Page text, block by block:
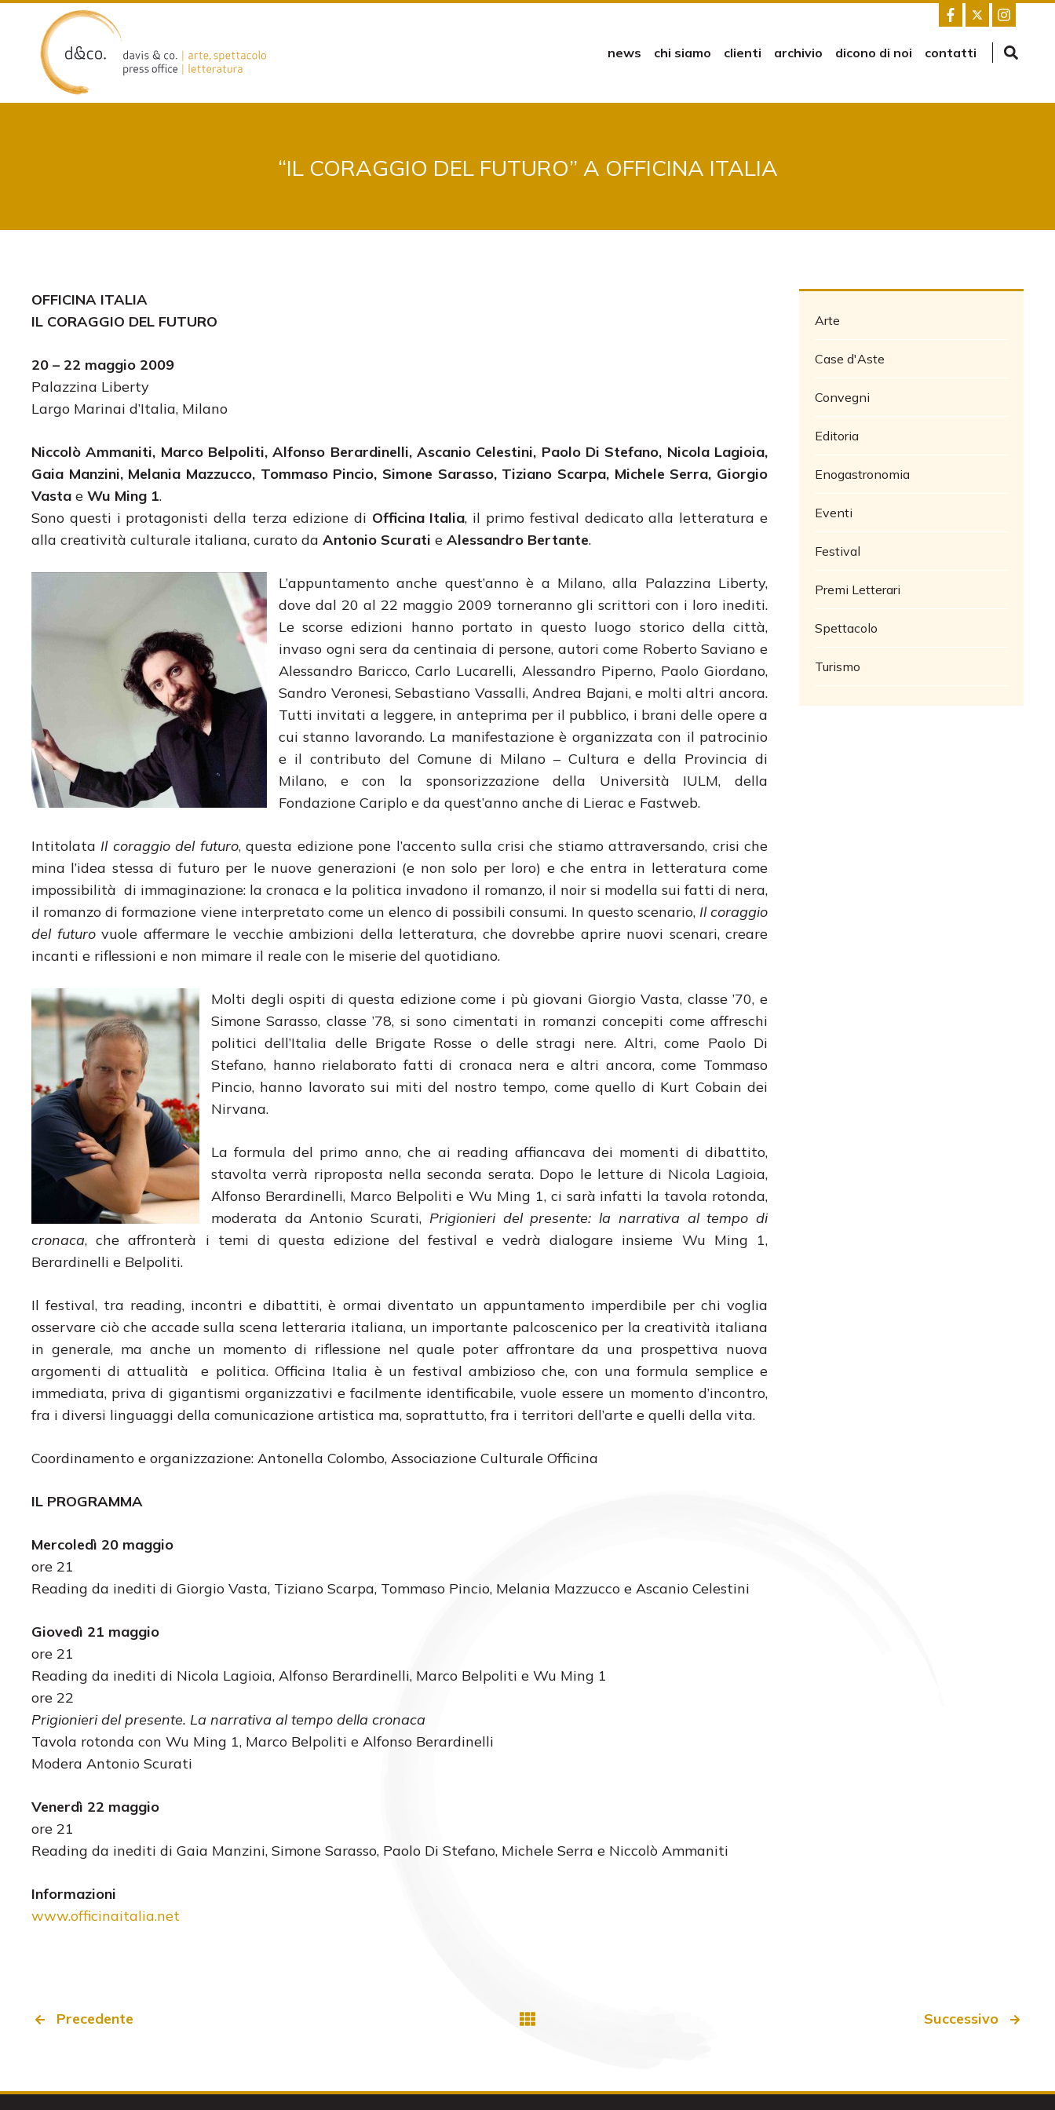
content
news chi siamo clienti archivio dicono di noi contatti
“IL CORAGGIO DEL FUTURO” A OFFICINA ITALIA
OFFICINA ITALIA
IL CORAGGIO DEL FUTURO
20 – 22 maggio 2009
Palazzina Liberty
Largo Marinai d’Italia, Milano
Niccolò Ammaniti, Marco Belpoliti, Alfonso Berardinelli, Ascanio Celestini, Paolo Di Stefano, Nicola Lagioia,
Gaia Manzini, Melania Mazzucco, Tommaso Pincio, Simone Sarasso, Tiziano Scarpa, Michele Serra, Giorgio
Vasta e Wu Ming 1.
Sono questi i protagonisti della terza edizione di Officina Italia, il primo festival dedicato alla letteratura e
alla creatività culturale italiana, curato da Antonio Scurati e Alessandro Bertante.
L’appuntamento anche quest’anno è a Milano, alla Palazzina Liberty,
dove dal 20 al 22 maggio 2009 torneranno gli scrittori con i loro inediti.
Le scorse edizioni hanno portato in questo luogo storico della città,
invaso ogni sera da centinaia di persone, autori come Roberto Saviano e
Alessandro Baricco, Carlo Lucarelli, Alessandro Piperno, Paolo Giordano,
Sandro Veronesi, Sebastiano Vassalli, Andrea Bajani, e molti altri ancora.
Tutti invitati a leggere, in anteprima per il pubblico, i brani delle opere a
cui stanno lavorando. La manifestazione è organizzata con il patrocinio
e il contributo del Comune di Milano – Cultura e della Provincia di
Milano, e con la sponsorizzazione della Università IULM, della
Fondazione Cariplo e da quest’anno anche di Lierac e Fastweb.
Intitolata Il coraggio del futuro, questa edizione pone l’accento sulla crisi che stiamo attraversando, crisi che
mina l’idea stessa di futuro per le nuove generazioni (e non solo per loro) e che entra in letteratura come
impossibilità di immaginazione: la cronaca e la politica invadono il romanzo, il noir si modella sui fatti di nera,
il romanzo di formazione viene interpretato come un elenco di possibili consumi. In questo scenario, Il coraggio
del futurovuole affermare le vecchie ambizioni della letteratura, che dovrebbe aprire nuovi scenari, creare
incanti e riflessioni e non mimare il reale con le miserie del quotidiano.
Molti degli ospiti di questa edizione come i pù giovani Giorgio Vasta, classe ’70, e
Simone Sarasso, classe ’78, si sono cimentati in romanzi concepiti come affreschi
politici dell’Italia delle Brigate Rosse o delle stragi nere. Altri, come Paolo Di
Stefano, hanno rielaborato fatti di cronaca nera e altri ancora, come Tommaso
Pincio, hanno lavorato sui miti del nostro tempo, come quello di Kurt Cobain dei
Nirvana.
La formula del primo anno, che ai reading affiancava dei momenti di dibattito,
stavolta verrà riproposta nella seconda serata. Dopo le letture di Nicola Lagioia,
Alfonso Berardinelli, Marco Belpoliti e Wu Ming 1, ci sarà infatti la tavola rotonda,
moderata da Antonio Scurati, Prigionieri del presente: la narrativa al tempo di
cronaca, che affronterà i temi di questa edizione del festival e vedrà dialogare insieme Wu Ming 1,
Berardinelli e Belpoliti.
Il festival, tra reading, incontri e dibattiti, è ormai diventato un appuntamento imperdibile per chi voglia
osservare ciò che accade sulla scena letteraria italiana, un importante palcoscenico per la creatività italiana
in generale, ma anche un momento di riflessione nel quale poter affrontare da una prospettiva nuova
argomenti di attualità e politica. Officina Italia è un festival ambizioso che, con una formula semplice e
immediata, priva di gigantismi organizzativi e facilmente identificabile, vuole essere un momento d’incontro,
fra i diversi linguaggi della comunicazione artistica ma, soprattutto, fra i territori dell’arte e quelli della vita.
Coordinamento e organizzazione: Antonella Colombo, Associazione Culturale Officina
IL PROGRAMMA
Mercoledì 20 maggio
ore 21
Reading da inediti di Giorgio Vasta, Tiziano Scarpa, Tommaso Pincio, Melania Mazzucco e Ascanio Celestini
Giovedì 21 maggio
ore 21
Reading da inediti di Nicola Lagioia, Alfonso Berardinelli, Marco Belpoliti e Wu Ming 1
ore 22
Prigionieri del presente. La narrativa al tempo della cronaca
Tavola rotonda con Wu Ming 1, Marco Belpoliti e Alfonso Berardinelli
Modera Antonio Scurati
Venerdì 22 maggio
ore 21
Reading da inediti di Gaia Manzini, Simone Sarasso, Paolo Di Stefano, Michele Serra e Niccolò Ammaniti
Informazioni
www.officinaitalia.net
Arte
Case d'Aste
Convegni
Editoria
Enogastronomia
Eventi
Festival
Premi Letterari
Spettacolo
Turismo
Precedente Successivo